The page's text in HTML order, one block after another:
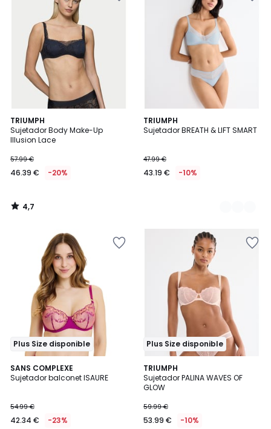
TRIUMPH
Sujetador Body Make-Up
Illusion Lace
57.99 €
46.39 € -20%
4,7
/ 5
4,7
/
TRIUMPH
Sujetador BREATH & LIFT SMART
47.99 €
43.19 € -10%
2
Colores
Plus Size disponible
SANS COMPLEXE
Sujetador balconet ISAURE
54.99 €
42.34 € -23%
Plus Size disponible
TRIUMPH
Sujetador PALINA WAVES OF
GLOW
59.99 €
53.99 € -10%
2
Colores